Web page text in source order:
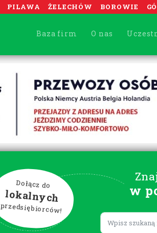
PILAWA ŻELECHÓW BOROWIE
Baza firm O nas
w
Dołącz do
lokalnych
przedsiębiorców!
Lorem